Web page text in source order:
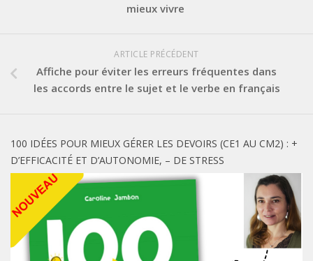
mieux vivre
ARTICLE PRÉCÉDENT
Affiche pour éviter les erreurs fréquentes dans
les accords entre le sujet et le verbe en français
100 IDÉES POUR MIEUX GÉRER LES DEVOIRS (CE1 AU CM2) : +
D’EFFICACITÉ ET D’AUTONOMIE, – DE STRESS